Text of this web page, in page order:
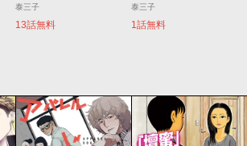
泰三子
13話無料
泰三子
1話無料